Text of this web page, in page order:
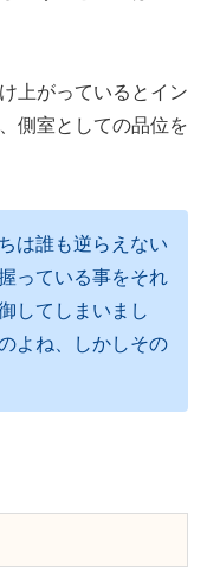
上がっているとイン
側室としての品位を
は誰も逆らえない
っている事をそれ
してしまいまし
よね、しかしその